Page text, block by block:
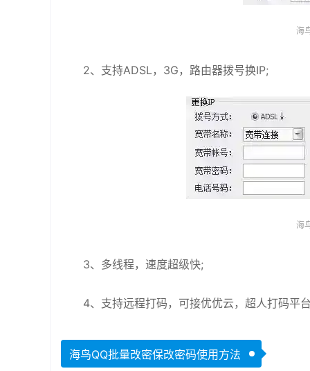
海
2、支持ADSL，3G，路由器拨号换IP;
海
3、多线程，速度超级快;
4、支持远程打码，可接优优云，超人打码平
海鸟QQ批量改密保改密码使用方法